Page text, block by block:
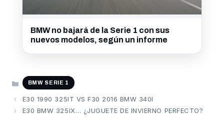
BMW no bajará de la Serie 1 con sus
nuevos modelos, según un informe
CATEGORÍAS
BMW SERIE 1
E30 1990 325IT VS F30 2016 BMW 340I
E30 BMW 325IX… ¿JUGUETE DE INVIERNO PERFECTO?